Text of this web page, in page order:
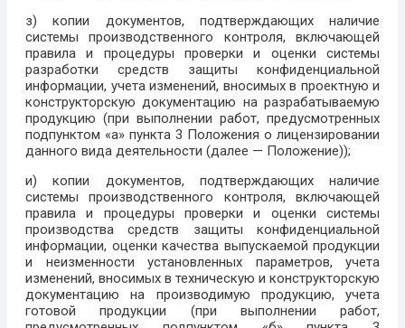
з) копии документов, подтверждающих наличие
системы производственного контроля, включающей
правила и процедуры проверки и оценки системы
разработки средств защиты конфиденциальной
информации, учета изменений, вносимых в проектную и
конструкторскую документацию на разрабатываемую
продукцию (при выполнении работ, предусмотренных
подпунктом «а» пункта 3 Положения о лицензировании
данного вида деятельности (далее — Положение));
и) копии документов, подтверждающих наличие
системы производственного контроля, включающей
правила и процедуры проверки и оценки системы
производства средств защиты конфиденциальной
информации, оценки качества выпускаемой продукции
и неизменности установленных параметров, учета
изменений, вносимых в техническую и конструкторскую
документацию на производимую продукцию, учета
готовой продукции (при выполнении работ,